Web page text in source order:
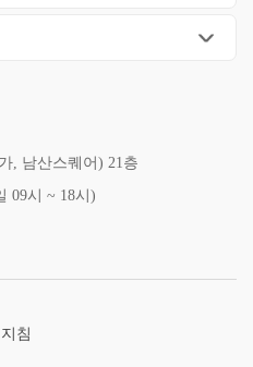
, 남산스퀘어) 21층
09시 ~ 18시)
침